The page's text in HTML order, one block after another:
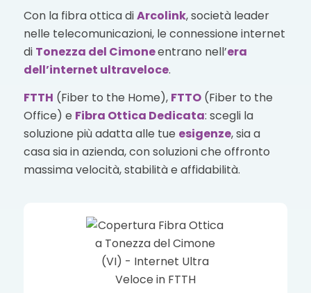
Con la fibra ottica diArcolink, società leader
nelle telecomunicazioni, le connessione internet
di Tonezza del Cimoneentrano nell’era
dell’internet ultraveloce.
FTTH (Fiber to the Home), FTTO(Fiber to the
Office) e Fibra Ottica Dedicata: scegli la
soluzione più adatta alle tue esigenze, sia a
casa sia in azienda, con soluzioni che offronto
massima velocità, stabilità e affidabilità.